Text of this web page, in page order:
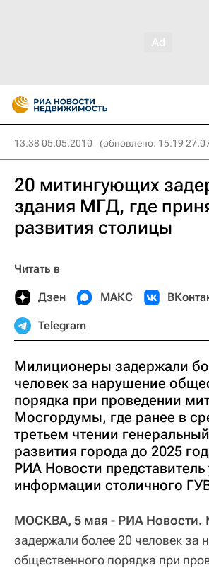
13:38 05.05.2010 (обновлено: 15:19
20 митингующих
здания МГД, где
развития столицы
Читать в
Дзен МАКС
Telegram
Милиционеры задержали
человек за нарушение
порядка при проведении
Мосгордумы, где ранее в
третьем чтении
развития города до 2025
РИА Новости представитель
информации столичного
МОСКВА, 5 мая - РИА Новости.
задержали более 20 человек за
общественного порядка при